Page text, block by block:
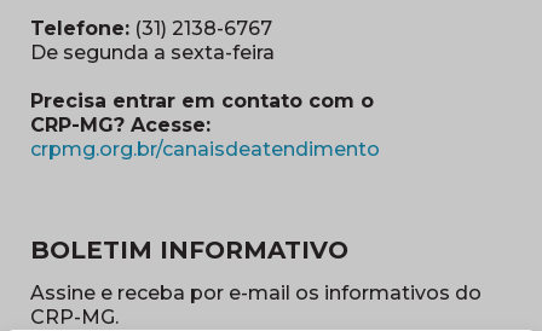
Telefone: (31) 2138-6767
De segunda a sexta-feira
Precisa entrar em contato com o
CRP-MG? Acesse:
crpmg.org.br/canaisdeatendimento
BOLETIM INFORMATIVO
Assine e receba por e-mail os informativos do
CRP-MG.